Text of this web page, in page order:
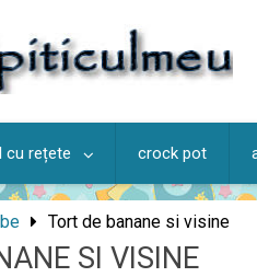
cu rețete crock pot
Tort de banane si visine
SI VISINE